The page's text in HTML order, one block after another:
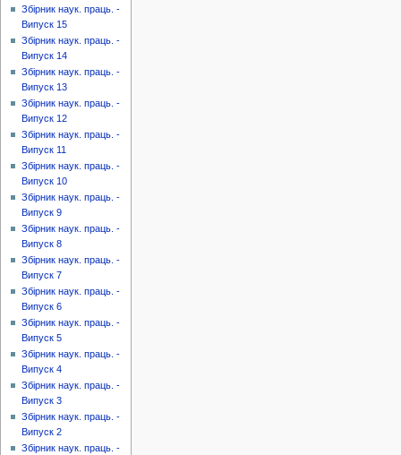
Збірник наук. праць. -
Випуск 15
Збірник наук. праць. -
Випуск 14
Збірник наук. праць. -
Випуск 13
Збірник наук. праць. -
Випуск 12
Збірник наук. праць. -
Випуск 11
Збірник наук. праць. -
Випуск 10
Збірник наук. праць. -
Випуск 9
Збірник наук. праць. -
Випуск 8
Збірник наук. праць. -
Випуск 7
Збірник наук. праць. -
Випуск 6
Збірник наук. праць. -
Випуск 5
Збірник наук. праць. -
Випуск 4
Збірник наук. праць. -
Випуск 3
Збірник наук. праць. -
Випуск 2
Збірник наук. праць. -